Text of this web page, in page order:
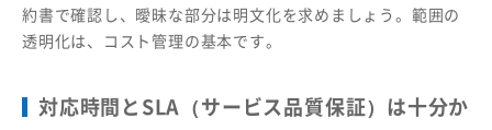
約書で確認し、曖昧な部分は明文化を求めましょう。範囲の
透明化は、コスト管理の基本です。
対応時間とSLA（サービス品質保証）は十分か